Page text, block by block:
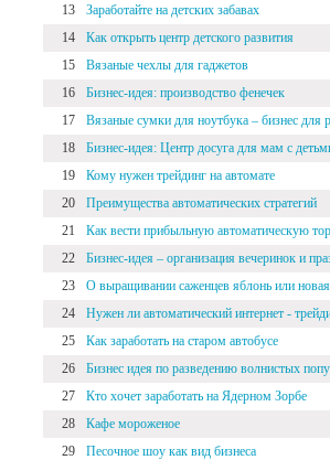
13
Заработайте на детских забавах
14
Как открыть центр детского развития
15
Вязаные чехлы для гаджетов
16
Бизнес-идея: производство фенечек
17
Вязаные сумки для ноутбука – бизнес для
18
Бизнес-идея: Центр досуга для мам с
19
Кому нужен трейдинг на автомате
20
Преимущества автоматических стратегий
21
Как вести прибыльную автоматическую
22
Бизнес-идея – организация вечеринок и
23
О выращивании саженцев яблонь или новая
24
Нужен ли автоматический интернет -
25
Как заработать на старом автобусе
26
Бизнес идея по разведению волнистых
27
Кто хочет заработать на Ядерном Зорбе
28
Кафе мороженое
29
Песочное шоу как вид бизнеса